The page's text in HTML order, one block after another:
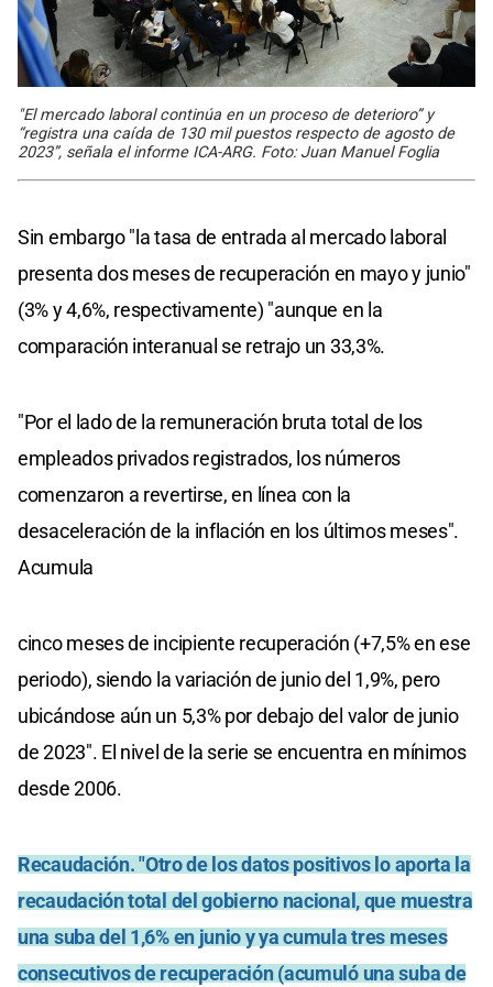
"El mercado laboral continúa en un proceso de deterioro” y
“registra una caída de 130 mil puestos respecto de agosto de
2023”, señala el informe ICA-ARG. Foto: Juan Manuel Foglia
Sin embargo "la tasa de entrada al mercado laboral
presenta dos meses de recuperación en mayo y junio"
(3% y 4,6%, respectivamente) "aunque en la
comparación interanual se retrajo un 33,3%.
"Por el lado de la remuneración bruta total de los
empleados privados registrados, los números
comenzaron a revertirse, en línea con la
desaceleración de la inflación en los últimos meses".
Acumula
cinco meses de incipiente recuperación (+7,5% en ese
periodo), siendo la variación de junio del 1,9%, pero
ubicándose aún un 5,3% por debajo del valor de junio
de 2023". El nivel de la serie se encuentra en mínimos
desde 2006.
Recaudación."Otro de los datos positivos lo aporta la
recaudación total del gobierno nacional, que muestra
una suba del 1,6% en junio y ya cumula tres meses
consecutivos de recuperación (acumuló una suba de